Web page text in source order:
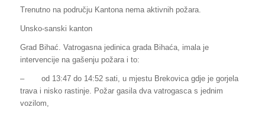
Trenutno na području Kantona nema aktivnih požara.
Unsko-sanski kanton
Grad Bihać. Vatrogasna jedinica grada Bihaća, imala je
intervencije na gašenju požara i to:
–
od 13:47 do 14:52 sati, u mjestu Brekovica gdje je gorjela
trava i nisko rastinje. Požar gasila dva vatrogasca s jednim
vozilom,